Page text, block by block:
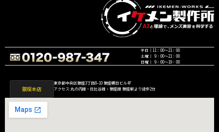
平日｜11：00〜21：00
土曜｜ 9：00〜21：00
日曜｜ 9：00〜19：00
銀座本店
東京都中央区銀座3丁目8−10 銀座朝日ビル4F
アクセス:丸の内線・日比谷線・銀座線 銀座駅より徒歩2分